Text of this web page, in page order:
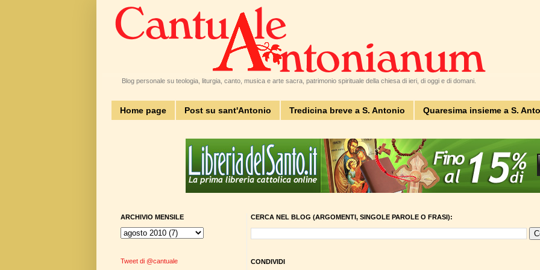
Blog personale su teologia, liturgia, canto, musica e arte sacra, patrimonio spirituale della chiesa di ieri, di oggi e di domani.
Home page Post su sant'Antonio Tredicina breve a S. Antonio Quaresima insieme a S.
CERCA NEL BLOG (ARGOMENTI, SINGOLE PAROLE O FRASI):
CONDIVIDI
ARCHIVIO MENSILE
Tweet di @cantuale